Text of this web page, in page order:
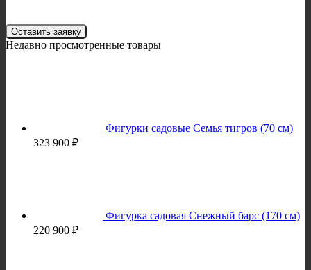
Оставить заявку
Недавно просмотренные товары
Фигурки садовые Семья тигров (70 см)
323 900 ₽
Фигурка садовая Снежный барс (170 см)
220 900 ₽